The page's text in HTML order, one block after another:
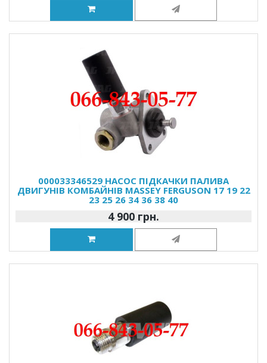
000033346529 НАСОС ПІДКАЧКИ ПАЛИВА
ДВИГУНІВ КОМБАЙНІВ MASSEY FERGUSON 17 19 22
23 25 26 34 36 38 40
4 900 грн.